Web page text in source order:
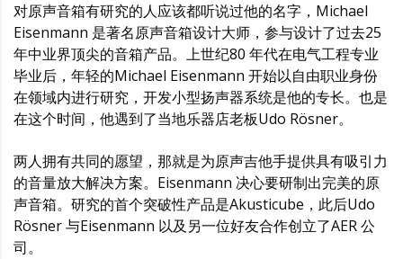
对原声音箱有研究的人应该都听说过他的名字，Michael
Eisenmann 是著名原声音箱设计大师，参与设计了过去25
年中业界顶尖的音箱产品。上世纪80 年代在电气工程专业
毕业后，年轻的Michael Eisenmann 开始以自由职业身份
在领域内进行研究，开发小型扬声器系统是他的专长。也是
在这个时间，他遇到了当地乐器店老板Udo Rösner。
两人拥有共同的愿望，那就是为原声吉他手提供具有吸引力
的音量放大解决方案。Eisenmann 决心要研制出完美的原
声音箱。研究的首个突破性产品是Akusticube，此后Udo
Rösner 与Eisenmann 以及另一位好友合作创立了AER 公
司。